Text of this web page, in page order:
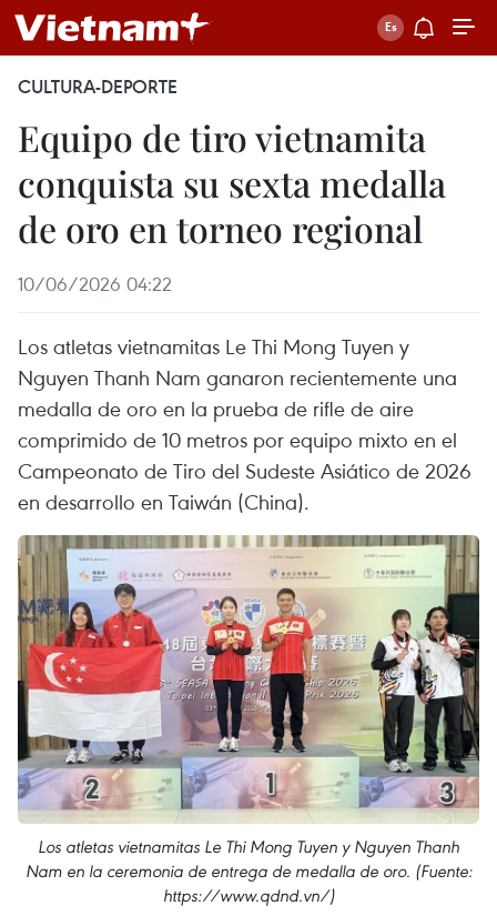
CULTURA-DEPORTE
Equipo de tiro vietnamita
conquista su sexta medalla
de oro en torneo regional
10/06/2026 04:22
Los atletas vietnamitas Le Thi Mong Tuyen y
Nguyen Thanh Nam ganaron recientemente una
medalla de oro en la prueba de rifle de aire
comprimido de 10 metros por equipo mixto en el
Campeonato de Tiro del Sudeste Asiático de 2026
en desarrollo en Taiwán (China).
Los atletas vietnamitas Le Thi Mong Tuyen y Nguyen Thanh
Nam en la ceremonia de entrega de medalla de oro. (Fuente:
https://www.qdnd.vn/)